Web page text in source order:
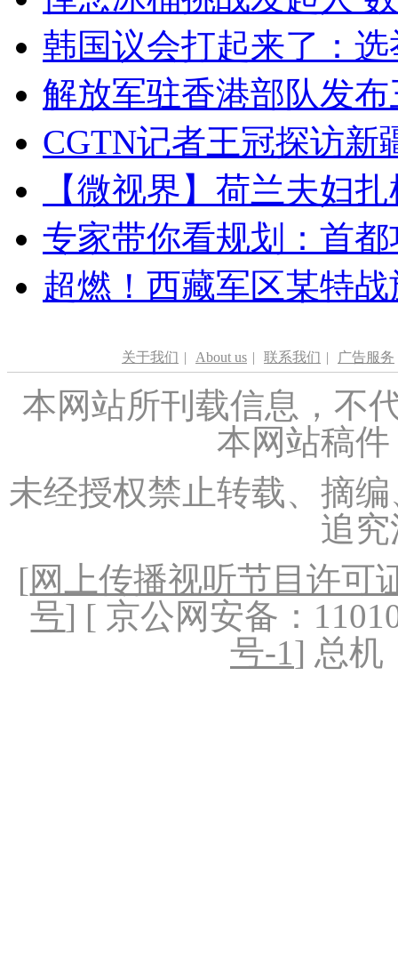
韩国议会打起来了：
解放军驻香港部队发
CGTN记者王冠探访新
【微视界】荷兰夫妇
专家带你看规划：首
超燃！西藏军区某特
关于我们 | About us | 联系我们 | 广告服务
本网站所刊载信息，不
本网站稿
未经授权禁止转载、摘
追
[网上传播视听节目许可
号] [ 京公网安备：
号-1] 总机